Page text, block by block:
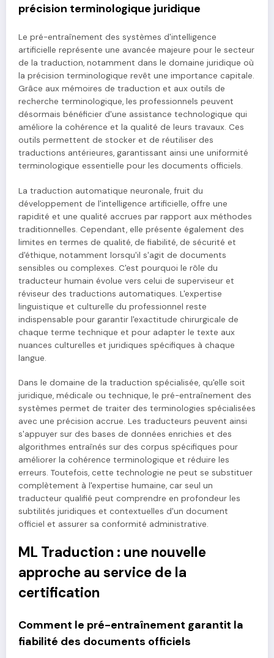
précision terminologique juridique
Le pré-entraînement des systèmes d'intelligence
artificielle représente une avancée majeure pour le secteur
de la traduction, notamment dans le domaine juridique où
la précision terminologique revêt une importance capitale.
Grâce aux mémoires de traduction et aux outils de
recherche terminologique, les professionnels peuvent
désormais bénéficier d'une assistance technologique qui
améliore la cohérence et la qualité de leurs travaux. Ces
outils permettent de stocker et de réutiliser des
traductions antérieures, garantissant ainsi une uniformité
terminologique essentielle pour les documents officiels.
La traduction automatique neuronale, fruit du
développement de l'intelligence artificielle, offre une
rapidité et une qualité accrues par rapport aux méthodes
traditionnelles. Cependant, elle présente également des
limites en termes de qualité, de fiabilité, de sécurité et
d'éthique, notamment lorsqu'il s'agit de documents
sensibles ou complexes. C'est pourquoi le rôle du
traducteur humain évolue vers celui de superviseur et
réviseur des traductions automatiques. L'expertise
linguistique et culturelle du professionnel reste
indispensable pour garantir l'exactitude chirurgicale de
chaque terme technique et pour adapter le texte aux
nuances culturelles et juridiques spécifiques à chaque
langue.
Dans le domaine de la traduction spécialisée, qu'elle soit
juridique, médicale ou technique, le pré-entraînement des
systèmes permet de traiter des terminologies spécialisées
avec une précision accrue. Les traducteurs peuvent ainsi
s'appuyer sur des bases de données enrichies et des
algorithmes entraînés sur des corpus spécifiques pour
améliorer la cohérence terminologique et réduire les
erreurs. Toutefois, cette technologie ne peut se substituer
complètement à l'expertise humaine, car seul un
traducteur qualifié peut comprendre en profondeur les
subtilités juridiques et contextuelles d'un document
officiel et assurer sa conformité administrative.
ML Traduction : une nouvelle
approche au service de la
certification
Comment le pré-entraînement garantit la
fiabilité des documents officiels